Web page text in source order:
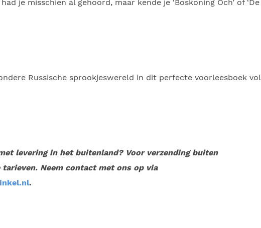
had je misschien al gehoord, maar kende je ‘Boskoning Och’ of ‘De
Russische sprookjeswereld in dit perfecte voorleesboek vol
levering in het buitenland? Voor verzending buiten
Neem contact met ons op via
.